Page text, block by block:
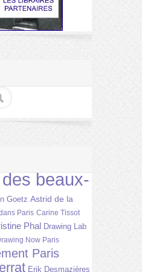
beaux-
Goetz Astrid de la
Paris Carine Tissot
Phal Drawing Lab
Now Paris
Paris
Erik Desmazières